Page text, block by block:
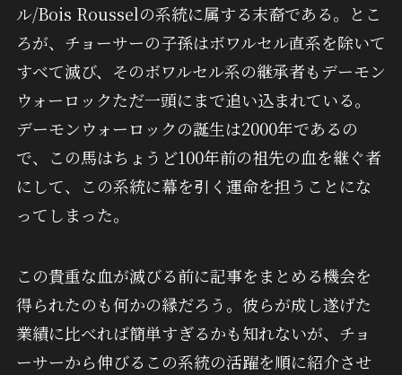
ル/Bois Rousselの系統に属する末裔である。とこ
ろが、チョーサーの子孫はボワルセル直系を除いて
すべて滅び、そのボワルセル系の継承者もデーモン
ウォーロックただ一頭にまで追い込まれている。
デーモンウォーロックの誕生は2000年であるの
で、この馬はちょうど100年前の祖先の血を継ぐ者
にして、この系統に幕を引く運命を担うことにな
ってしまった。
この貴重な血が滅びる前に記事をまとめる機会を
得られたのも何かの縁だろう。彼らが成し遂げた
業績に比べれば簡単すぎるかも知れないが、チョ
ーサーから伸びるこの系統の活躍を順に紹介させ